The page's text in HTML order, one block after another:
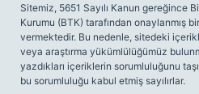
Sitemiz, 5651 Sayılı Kanun gereğince
Kurumu (BTK) tarafından onaylanmış
vermektedir. Bu nedenle, sitedeki
veya araştırma yükümlülüğümüz
yazdıkları içeriklerin sorumluluğunu
bu sorumluluğu kabul etmiş sayılırlar.